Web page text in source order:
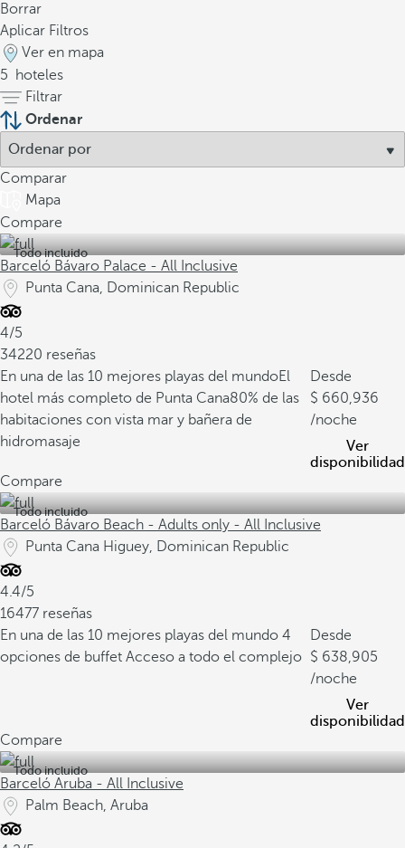
Borrar
Aplicar Filtros
Ver en mapa
5
hoteles
Filtrar
Ordenar
Comparar
Mapa
Compare
Todo incluido
Barceló Bávaro Palace - All Inclusive
Punta Cana, Dominican Republic
4/5
34220 reseñas
En una de las 10 mejores playas del mundoEl
hotel más completo de Punta Cana80% de las
habitaciones con vista mar y bañera de
hidromasaje
Desde
660,936
/noche
Ver
disponibilidad
Compare
Todo incluido
Barceló Bávaro Beach - Adults only - All Inclusive
Punta Cana Higuey, Dominican Republic
4.4/5
16477 reseñas
En una de las 10 mejores playas del mundo 4
opciones de buffet Acceso a todo el complejo
Desde
638,905
/noche
Ver
disponibilidad
Compare
Todo incluido
Barceló Aruba - All Inclusive
Palm Beach, Aruba